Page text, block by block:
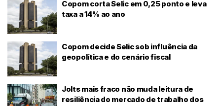
Copom corta Selic em 0,25 ponto e leva
taxa a 14% ao ano
Copom decide Selic sob influência da
geopolítica e do cenário fiscal
Jolts mais fraco não muda leitura de
resiliência do mercado de trabalho dos